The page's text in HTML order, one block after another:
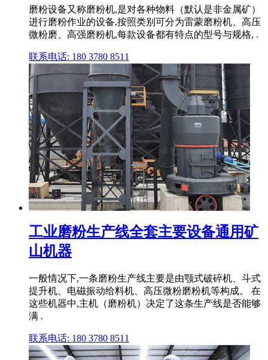
磨粉设备又称磨粉机,是对各种物料（默认是非金属矿）
进行磨粉作业的设备,按照类别可分为雷蒙磨粉机、高压
微粉磨、高强磨粉机,每款设备都有特点的型号与规格, .
联系电话: 180 3780 8511
工业磨粉生产线全套主要设备通用矿
山机器
一般情况下,一条磨粉生产线主要是由颚式破碎机、斗式
提升机、电磁振动给料机、高压微粉磨粉机等构成。 在
这些机器中,主机（磨粉机）决定了这条生产线是否能够
满 .
联系电话: 180 3780 8511